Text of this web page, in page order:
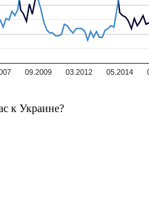
09.2009 03.2012 05.2014
к Украине?